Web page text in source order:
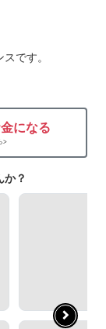
です。
になる
>
か？